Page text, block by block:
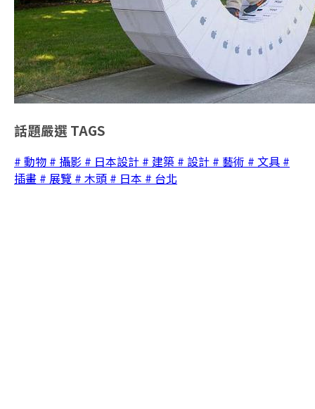
話題嚴選 TAGS
# 動物 # 攝影 # 日本設計 # 建築 # 設計 # 藝術 # 文具 #
插畫 # 展覽 # 木頭 # 日本 # 台北